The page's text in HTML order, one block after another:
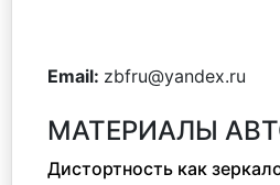
Email: zbfru@yandex.ru
МАТЕРИАЛЫ
Дистортность как